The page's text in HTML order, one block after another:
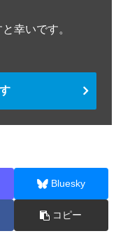
幸いです。
Bluesky
コピー